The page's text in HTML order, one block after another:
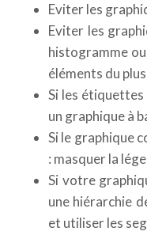
Eviter les
Eviter les
histogramme
éléments du
Si les
un graphique à
Si le graphique
: masquer la
Si votre
une hiérarchie
et utiliser les